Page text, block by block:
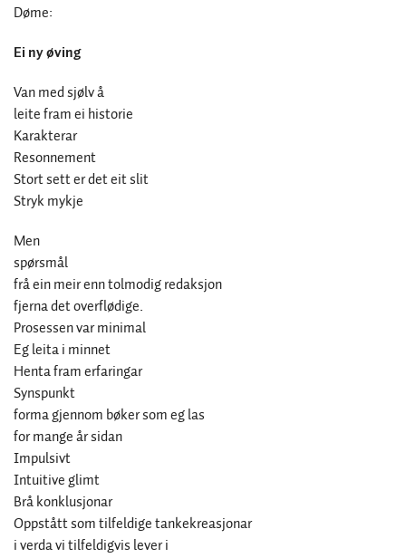
Døme:
Ei ny øving
Van med sjølv å
leite fram ei historie
Karakterar
Resonnement
Stort sett er det eit slit
Stryk mykje
Men
spørsmål
frå ein meir enn tolmodig redaksjon
fjerna det overflødige.
Prosessen var minimal
Eg leita i minnet
Henta fram erfaringar
Synspunkt
forma gjennom bøker som eg las
for mange år sidan
Impulsivt
Intuitive glimt
Brå konklusjonar
Oppstått som tilfeldige tankekreasjonar
i verda vi tilfeldigvis lever i